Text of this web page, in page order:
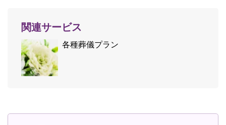
関連サービス
各種葬儀プラン